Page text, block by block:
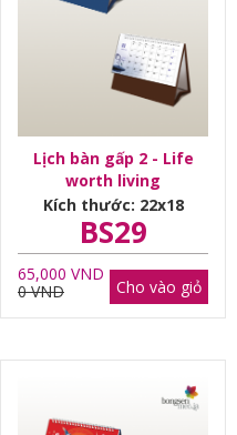
Lịch bàn gấp 2 - Life
worth living
Kích thước: 22x18
BS29
65,000 VND
0 VND
Cho vào giỏ